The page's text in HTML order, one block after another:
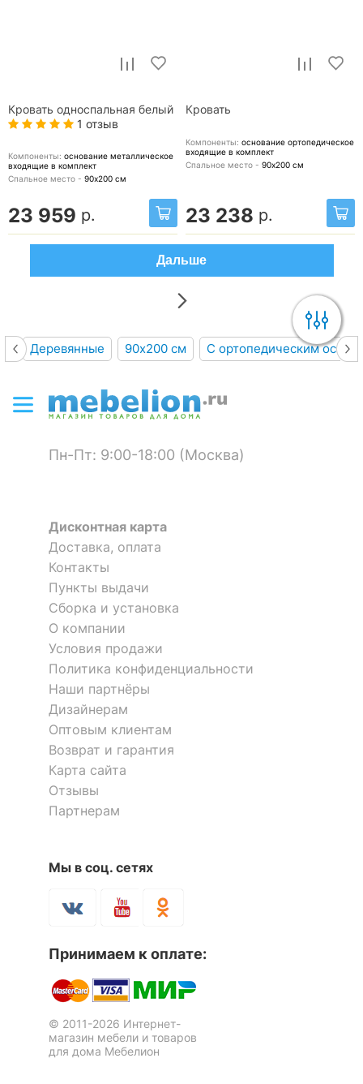
Кровать односпальная белый
1 отзыв
Компоненты: основание металлическое
входящие в комплект
Спальное место - 90х200 см
23 959 р.
Кровать
Компоненты: основание ортопедическое
входящие в комплект
Спальное место - 90х200 см
23 238 р.
Дальше
Деревянные 90х200 см С ортопедическим
Пн-Пт: 9:00-18:00 (Москва)
Дисконтная карта
Доставка, оплата
Контакты
Пункты выдачи
Сборка и установка
О компании
Условия продажи
Политика конфиденциальности
Наши партнёры
Дизайнерам
Оптовым клиентам
Возврат и гарантия
Карта сайта
Отзывы
Партнерам
Мы в соц. сетях
Принимаем к оплате:
© 2011-2026 Интернет-
магазин мебели и товаров
для дома Мебелион